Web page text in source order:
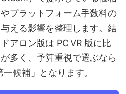
プラットフォーム手数料の
える影響を整理します。結
アロン版は PC VR 版に比
多く、予算重視で選ぶなら
候補」となります。